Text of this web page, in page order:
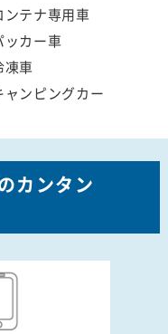
ンテナ専用車
ッカー車
凍車
ャンピングカー
カンタン